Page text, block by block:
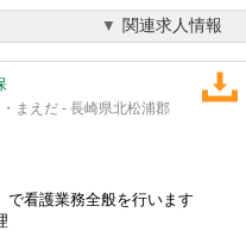
関連求人情報
まえだ - 長崎県北松浦郡
で看護業務全般を行います